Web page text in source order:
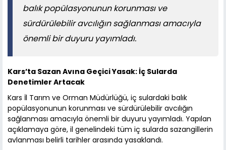
balık popülasyonunun korunması ve
sürdürülebilir avcılığın sağlanması amacıyla
önemli bir duyuru yayımladı.
Kars’ta Sazan Avına Geçici Yasak: İç Sularda
Denetimler Artacak
Kars İl Tarım ve Orman Müdürlüğü, iç sulardaki balık
popülasyonunun korunması ve sürdürülebilir avcılığın
sağlanması amacıyla önemli bir duyuru yayımladı. Yapılan
açıklamaya göre, il genelindeki tüm iç sularda sazangillerin
avlanması belirli tarihler arasında yasaklandı.